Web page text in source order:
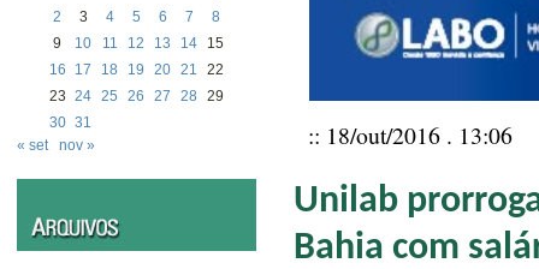
2
3 4 5 6 7
8
9
10 11 12 13 14
15
16
17 18 19 20 21
22
23 24 25 26 27 28
29
30 31
« set
nov » :: 18/out/2016 . 13:06
Unilab
Bahia com